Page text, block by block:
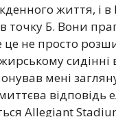
життя, і
в точку Б. Вони
не просто
сидінні
мені
відповідь
Allegiant